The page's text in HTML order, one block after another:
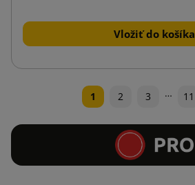
Vložiť do košíka
1 2 3 … 11